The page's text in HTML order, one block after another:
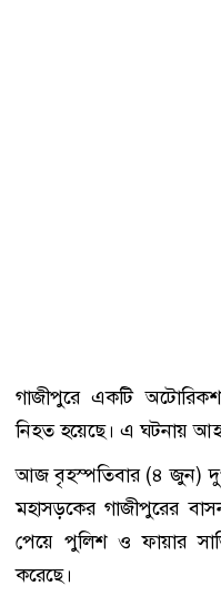
গাজীপুরে একটি
নিহত হয়েছে। এ ঘটনায়
আজ বৃহস্পতিবার (৪ জুন)
মহাসড়কের গাজীপুরের
পেয়ে পুলিশ ও ফায়ার
করেছে।